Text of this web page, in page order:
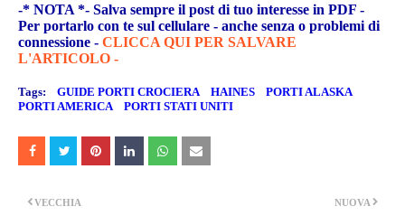
-* NOTA *- Salva sempre il post di tuo interesse in PDF -
Per portarlo con te sul cellulare - anche senza o problemi di
connessione - CLICCA QUI PER SALVARE
L'ARTICOLO -
Tags: GUIDE PORTI CROCIERA HAINES
PORTI ALASKA
PORTI AMERICA
PORTI STATI UNITI
NUOVA
VECCHIA